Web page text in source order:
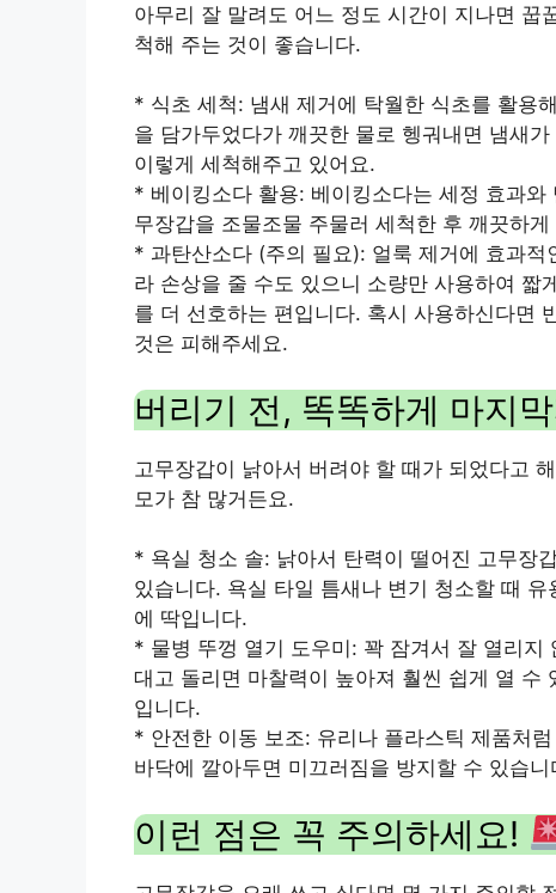
아무리 잘 말려도 어느 정도 시간이 지나면 꿉
척해 주는 것이 좋습니다.
* 식초 세척: 냄새 제거에 탁월한 식초를 활용
을 담가두었다가 깨끗한 물로 헹궈내면 냄새
이렇게 세척해주고 있어요.
* 베이킹소다 활용: 베이킹소다는 세정 효과
무장갑을 조물조물 주물러 세척한 후 깨끗하
* 과탄산소다 (주의 필요): 얼룩 제거에 효과
라 손상을 줄 수도 있으니 소량만 사용하여 짧
를 더 선호하는 편입니다. 혹시 사용하신다면
것은 피해주세요.
버리기 전, 똑똑하게 마지
고무장갑이 낡아서 버려야 할 때가 되었다고
모가 참 많거든요.
* 욕실 청소 솔: 낡아서 탄력이 떨어진 고무장
있습니다. 욕실 타일 틈새나 변기 청소할 때
에 딱입니다.
* 물병 뚜껑 열기 도우미: 꽉 잠겨서 잘 열리지
대고 돌리면 마찰력이 높아져 훨씬 쉽게 열 수
입니다.
* 안전한 이동 보조: 유리나 플라스틱 제품처
바닥에 깔아두면 미끄러짐을 방지할 수 있습
이런 점은 꼭 주의하세요!